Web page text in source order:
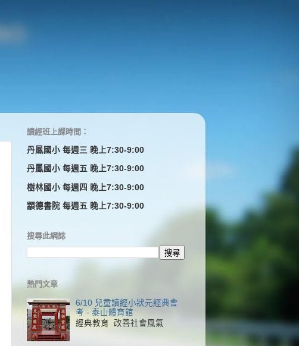
讀經班上課時間：
丹鳳國小 每週三 晚上7:30-9:00
丹鳳國小 每週五 晚上7:30-9:00
樹林國小 每週四 晚上7:30-9:00
顓德書院 每週五 晚上7:30-9:00
搜尋此網誌
熱門文章
6/10 兒童讀經小狀元經典會
考 - 泰山體育館
經典教育 改善社會風氣